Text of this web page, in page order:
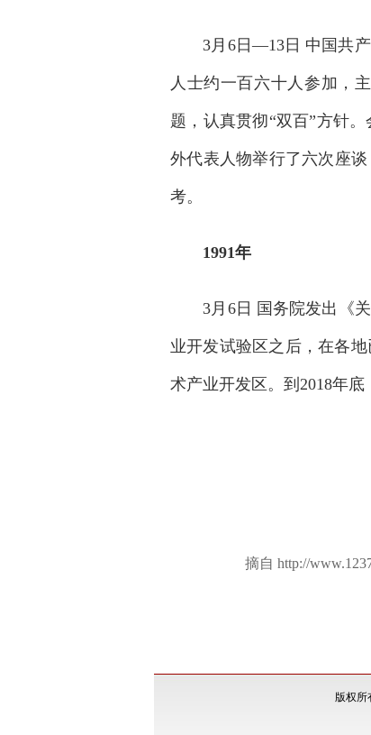
3月6日—13日 中国共产
人士约一百六十人参加，
题，认真贯彻“双百”方针
外代表人物举行了六次座
考。
1991年
3月6日 国务院发出《关
业开发试验区之后，在各
术产业开发区。到2018年
摘自 http://
版权所